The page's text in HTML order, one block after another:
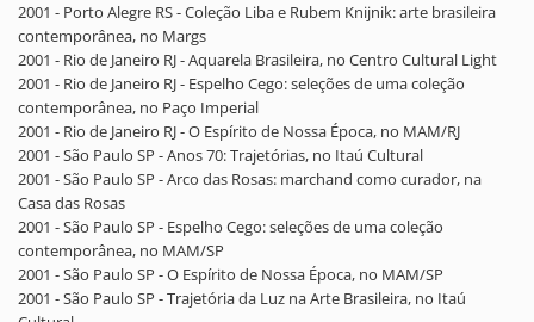
2001 - Porto Alegre RS - Coleção Liba e Rubem Knijnik: arte brasileira
contemporânea, no Margs
2001 - Rio de Janeiro RJ - Aquarela Brasileira, no Centro Cultural Light
2001 - Rio de Janeiro RJ - Espelho Cego: seleções de uma coleção
contemporânea, no Paço Imperial
2001 - Rio de Janeiro RJ - O Espírito de Nossa Época, no MAM/RJ
2001 - São Paulo SP - Anos 70: Trajetórias, no Itaú Cultural
2001 - São Paulo SP - Arco das Rosas: marchand como curador, na
Casa das Rosas
2001 - São Paulo SP - Espelho Cego: seleções de uma coleção
contemporânea, no MAM/SP
2001 - São Paulo SP - O Espírito de Nossa Época, no MAM/SP
2001 - São Paulo SP - Trajetória da Luz na Arte Brasileira, no Itaú